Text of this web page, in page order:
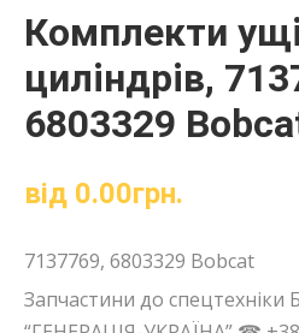
Комплекти
циліндрів,
6803329
від 0.00грн.
7137769, 6803329 Bobcat
Запчастини до спецтехніки